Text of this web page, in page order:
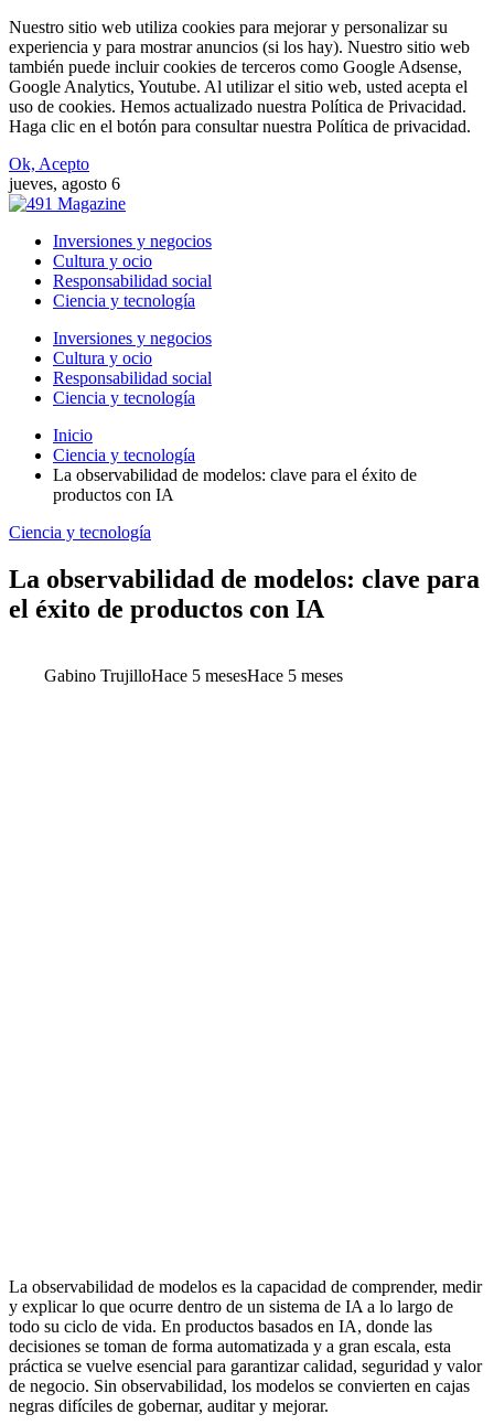
Nuestro sitio web utiliza cookies para mejorar y personalizar su
experiencia y para mostrar anuncios (si los hay). Nuestro sitio web
también puede incluir cookies de terceros como Google Adsense,
Google Analytics, Youtube. Al utilizar el sitio web, usted acepta el
uso de cookies. Hemos actualizado nuestra Política de Privacidad.
Haga clic en el botón para consultar nuestra Política de privacidad.
Ok, Acepto
jueves, agosto 6
Inversiones y negocios
Cultura y ocio
Responsabilidad social
Ciencia y tecnología
Inversiones y negocios
Cultura y ocio
Responsabilidad social
Ciencia y tecnología
Inicio
Ciencia y tecnología
La observabilidad de modelos: clave para el éxito de
productos con IA
Ciencia y tecnología
La observabilidad de modelos: clave para
el éxito de productos con IA
Gabino TrujilloHace 5 mesesHace 5 meses
La observabilidad de modelos es la capacidad de comprender, medir
y explicar lo que ocurre dentro de un sistema de IA a lo largo de
todo su ciclo de vida. En productos basados en IA, donde las
decisiones se toman de forma automatizada y a gran escala, esta
práctica se vuelve esencial para garantizar calidad, seguridad y valor
de negocio. Sin observabilidad, los modelos se convierten en cajas
negras difíciles de gobernar, auditar y mejorar.